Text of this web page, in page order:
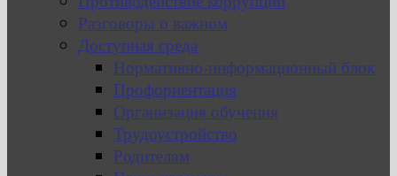
Разговоры о важном
Доступная среда
Нормативно-информационный блок
Профориентация
Организация обучения
Трудоустройство
Родителям